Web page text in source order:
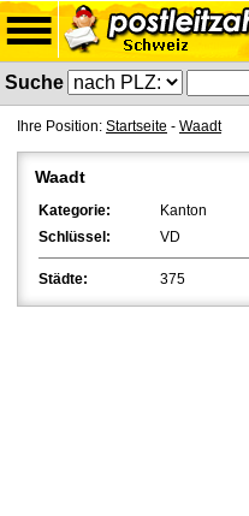
Suche
Ihre Position: Startseite - Waadt
Waadt
Kategorie:
Kanton
Schlüssel:
VD
Städte: 375